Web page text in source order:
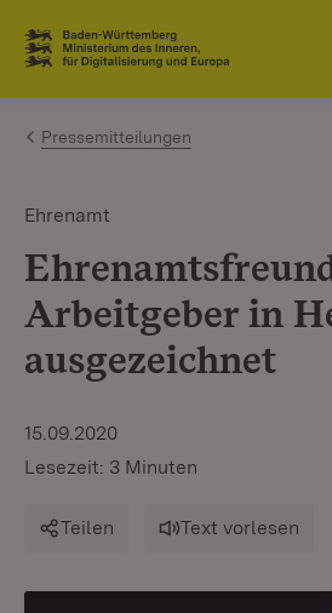
Zum Inhalt springen
Link zur Startseite
Pressemitteilungen
Ehrenamt
Arbeitgeber in
ausgezeichnet
15.09.2020
Lesezeit: 3 Minuten
Teilen Text vorlesen